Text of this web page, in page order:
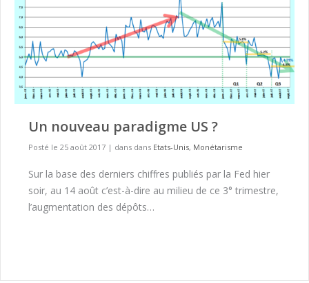
Un nouveau paradigme US ?
Posté le 25 août 2017 | dans dans Etats-Unis, Monétarisme
Sur la base des derniers chiffres publiés par la Fed hier
soir, au 14 août c’est-à-dire au milieu de ce 3° trimestre,
l’augmentation des dépôts…